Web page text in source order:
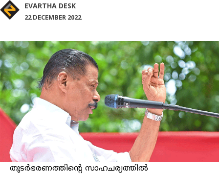
EVARTHA DESK
22 DECEMBER 2022
തുടർഭരണത്തിന്റെ സാഹചര്യത്തിൽ